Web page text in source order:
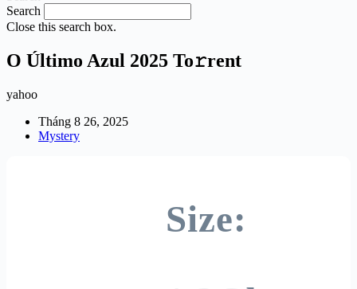
Search
Close this search box.
O Último Azul 2025 To𝚛rent
yahoo
Tháng 8 26, 2025
Mystery
Size: